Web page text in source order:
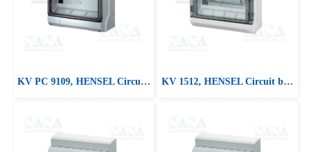
KV PC 9109, HENSEL Circuit breaker boxes 9 modules IP65 KV 1512, HENSEL Circuit breaker boxes 12 modules IP54